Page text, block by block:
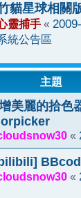
貓星球相關
靈捕手 «
統公告區
主題
美麗的拾色
«
«